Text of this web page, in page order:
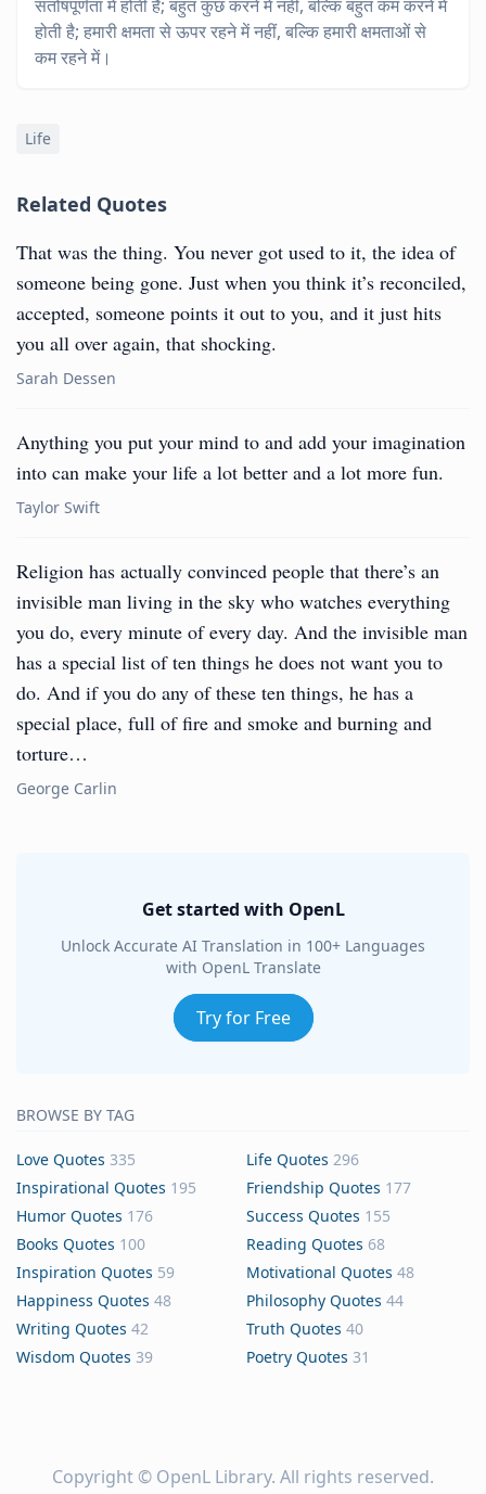
संतोषपूर्णता में होती है; बहुत कुछ करने में नहीं, बल्कि बहुत कम करने में
होती है; हमारी क्षमता से ऊपर रहने में नहीं, बल्कि हमारी क्षमताओं से
कम रहने में।
Life
Related Quotes
That was the thing. You never got used to it, the idea of
someone being gone. Just when you think it’s reconciled,
accepted, someone points it out to you, and it just hits
you all over again, that shocking.
Sarah Dessen
Anything you put your mind to and add your imagination
into can make your life a lot better and a lot more fun.
Taylor Swift
Religion has actually convinced people that there’s an
invisible man living in the sky who watches everything
you do, every minute of every day. And the invisible man
has a special list of ten things he does not want you to
do. And if you do any of these ten things, he has a
special place, full of fire and smoke and burning and
torture…
George Carlin
Get started with OpenL
Unlock Accurate AI Translation in 100+ Languages
with OpenL Translate
Try for Free
BROWSE BY TAG
Love Quotes 335 Life Quotes 296
Inspirational Quotes 195 Friendship Quotes 177
Humor Quotes 176 Success Quotes 155
Books Quotes 100 Reading Quotes 68
Inspiration Quotes 59 Motivational Quotes 48
Happiness Quotes 48 Philosophy Quotes 44
Writing Quotes 42 Truth Quotes 40
Wisdom Quotes 39 Poetry Quotes 31
Copyright © OpenL Library. All rights reserved.